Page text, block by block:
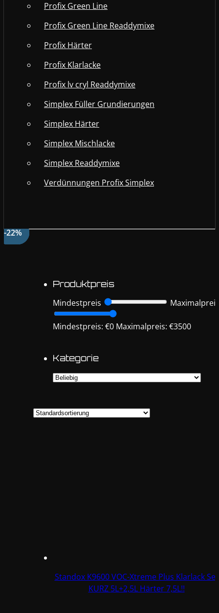
Profix Green Line
Profix Green Line Readdymixe
Profix Härter
Profix Klarlacke
Profix lv cryl Readdymixe
Simplex Füller Grundierungen
Simplex Härter
Simplex Mischlacke
Simplex Readdymixe
Verdünnungen Profix Simplex
Produktpreis
Mindestpreis
Maximalpreis
Mindestpreis: €0 Maximalpreis: €3500
Kategorie
Standox K9600 VOC-Xtreme Plus Klarlack Set
KURZ 5L+2,5L Härter 7,5L!!
-62%
-62%
-68%
-22%
-21%
-67%
-45%
-22%